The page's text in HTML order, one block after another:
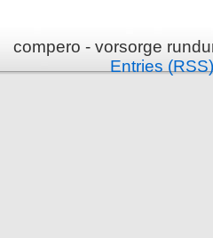
compero - vorsorge
Entries (RSS)